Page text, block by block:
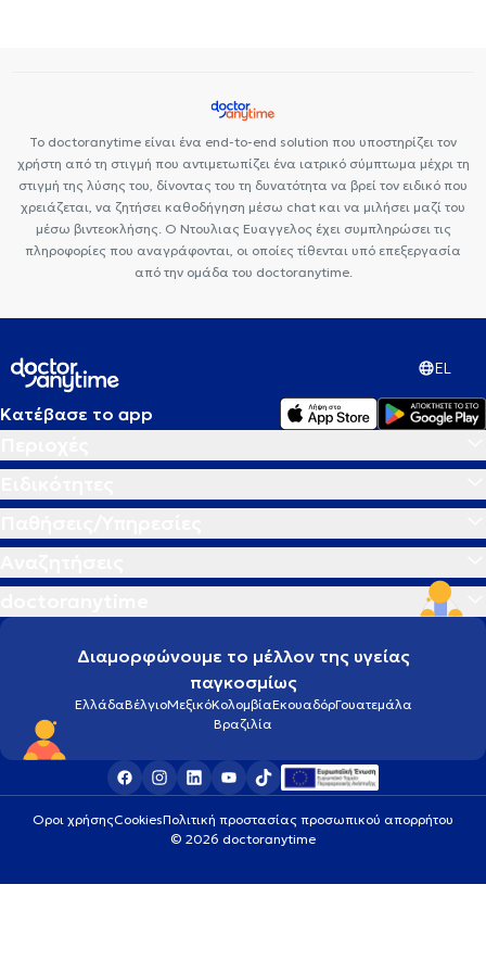
Ορθοπαιδικοί και Ορθοπαιδικοί Χειρουργοί στην Καλλιθέα
Ορθοπαιδικοί και Ορθοπαιδικοί Χειρουργοί στα Ιλίσια
Ορθοπαιδικοί και Ορθοπαιδικοί Χειρουργοί στου Ζωγράφου
Ορθοπαιδικοί και Ορθοπαιδικοί Χειρουργοί στη Νέα Ερυθραία
Το doctoranytime είναι ένα end-to-end solution που υποστηρίζει τον
χρήστη από τη στιγμή που αντιμετωπίζει ένα ιατρικό σύμπτωμα μέχρι τη
στιγμή της λύσης του, δίνοντας του τη δυνατότητα να βρεί τον ειδικό που
χρειάζεται, να ζητήσει καθοδήγηση μέσω chat και να μιλήσει μαζί του
μέσω βιντεοκλήσης. Ο Ντουλιας Ευαγγελος έχει συμπληρώσει τις
πληροφορίες που αναγράφονται, οι οποίες τίθενται υπό επεξεργασία
από την ομάδα του doctoranytime.
EL
Κατέβασε το app
Διαμορφώνουμε το μέλλον της υγείας
παγκοσμίως
ΕλλάδαΒέλγιοΜεξικόΚολομβίαΕκουαδόρΓουατεμάλα
Βραζιλία
Οροι χρήσηςCookiesΠολιτική προστασίας προσωπικού απορρήτου
© 2026 doctoranytime